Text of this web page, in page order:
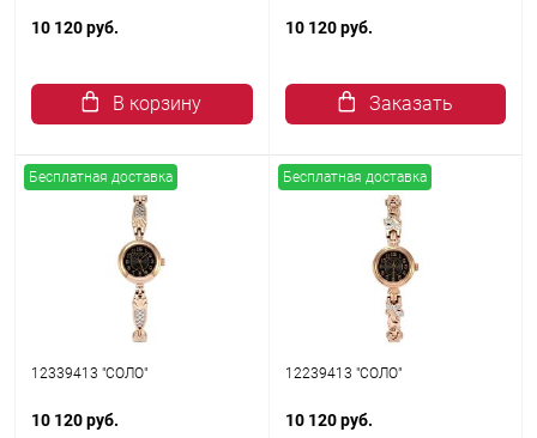
10 120 руб.
В корзину
10 120 руб.
Заказать
Бесплатная доставка
12339413 "СОЛО"
10 120 руб.
Бесплатная доставка
12239413 "СОЛО"
10 120 руб.